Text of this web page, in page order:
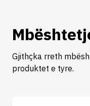
Gjithçka rreth
produktet e tyre.